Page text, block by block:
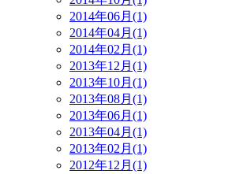
2014年06月(1)
2014年04月(1)
2014年02月(1)
2013年12月(1)
2013年10月(1)
2013年08月(1)
2013年06月(1)
2013年04月(1)
2013年02月(1)
2012年12月(1)